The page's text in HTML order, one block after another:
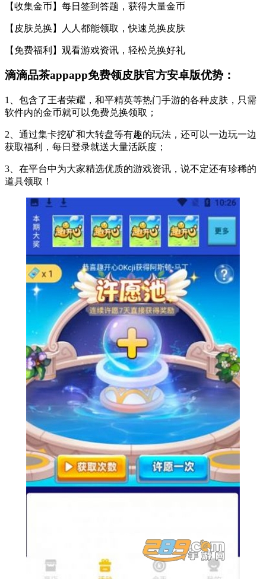
【收集金币】每日签到答题，获得大量金币
【皮肤兑换】人人都能领取，快速兑换皮肤
【免费福利】观看游戏资讯，轻松兑换好礼
滴滴品茶appapp免费领皮肤官方安卓版优势：
1、包含了王者荣耀，和平精英等热门手游的各种皮肤，只需
软件内的金币就可以免费兑换领取；
2、通过集卡挖矿和大转盘等有趣的玩法，还可以一边玩一边
获取福利，每日登录就送大量活跃度；
3、在平台中为大家精选优质的游戏资讯，说不定还有珍稀的
道具领取！